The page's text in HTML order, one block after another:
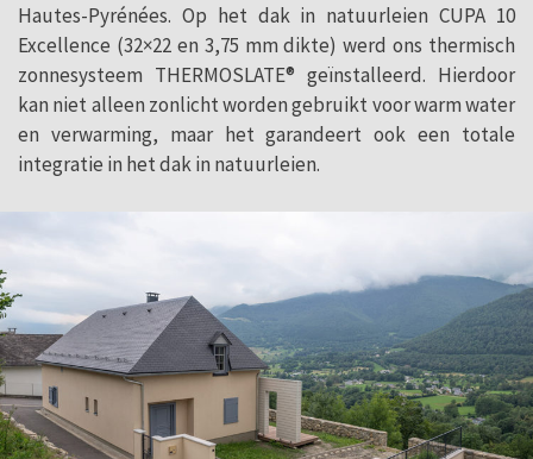
Hautes-Pyrénées. Op het dak in natuurleien CUPA 10
Excellence (32×22 en 3,75 mm dikte) werd ons thermisch
zonnesysteem THERMOSLATE® geïnstalleerd. Hierdoor
kan niet alleen zonlicht worden gebruikt voor warm water
en verwarming, maar het garandeert ook een totale
integratie in het dak in natuurleien.